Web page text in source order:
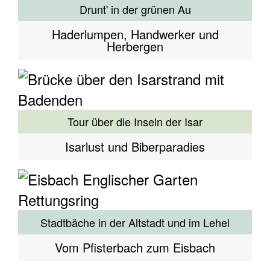
Drunt' in der grünen Au
Haderlumpen, Handwerker und
Herbergen
Tour über die Inseln der Isar
Isarlust und Biberparadies
Stadtbäche in der Altstadt und im Lehel
Vom Pfisterbach zum Eisbach